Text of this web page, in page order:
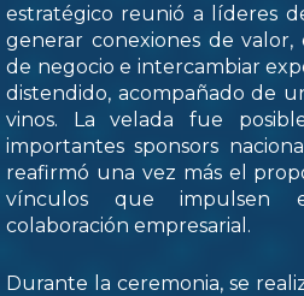
estratégico reunió a líderes
generar conexiones de
de negocio e intercambiar
distendido, acompañado de
vinos. La velada fue
importantes sponsors
reafirmó una vez más el
vínculos que impulsen
colaboración empresarial.
Durante la ceremonia, se